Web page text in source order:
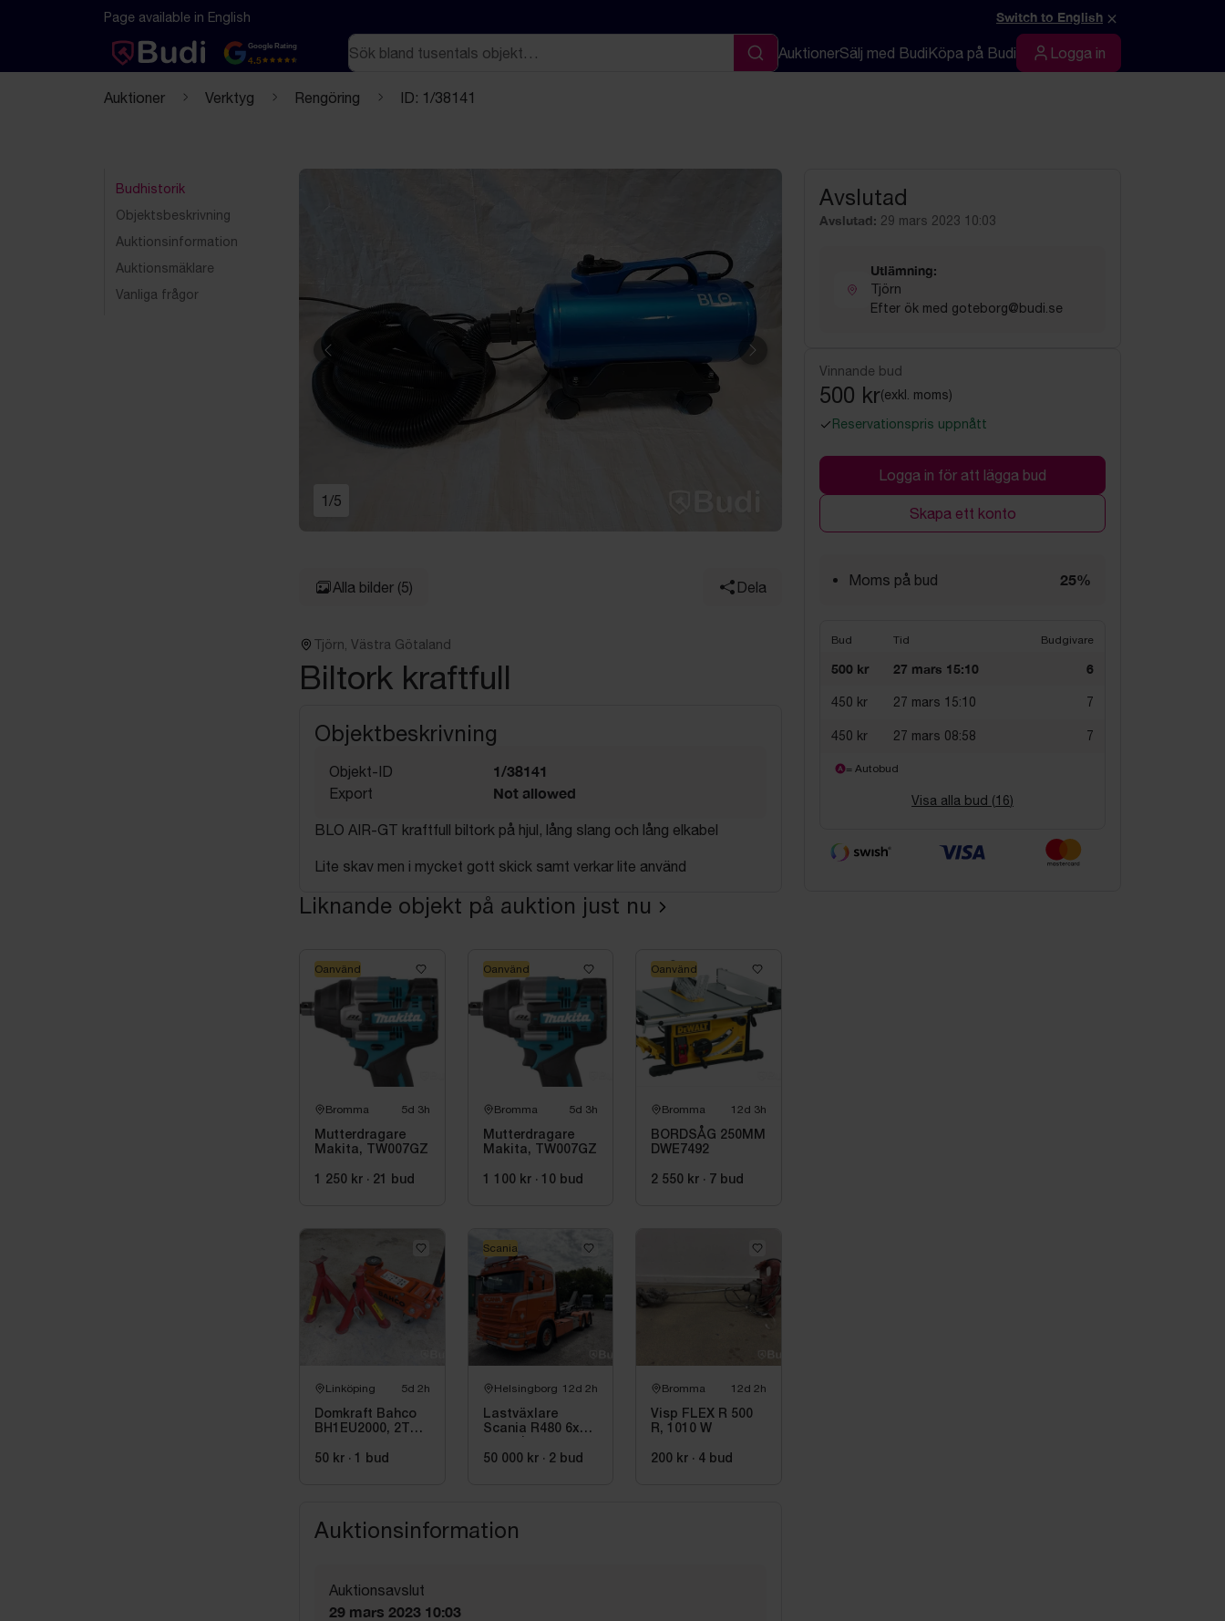
Hoppa till innehåll
Textbaserad (markdown) version av denna sida
Page available in English Switch to English ×
Google Rating
4.5
Sök
Sök
AuktionerSälj med BudiKöpa på Budi Logga in
Logga in
Auktioner Verktyg Rengöring ID: 1/38141
Budhistorik
Objektsbeskrivning
Auktionsinformation
Auktionsmäklare
Vanliga frågor
Föregående Nästa
1 /5
Alla bilder (5) Dela
Tjörn, Västra Götaland
Biltork kraftfull
Objektbeskrivning
Objekt-ID 1/38141
Export Not allowed
BLO AIR-GT kraftfull biltork på hjul, lång slang och lång elkabel
Lite skav men i mycket gott skick samt verkar lite använd
Liknande objekt på auktion just nu
Bromma 5d 3h
Mutterdragare
Makita, TW007GZ
1 250 kr · 21 bud
Oanvänd
Bromma 5d 3h
Mutterdragare
Makita, TW007GZ
1 100 kr · 10 bud
Oanvänd
Bromma 12d 3h
BORDSÅG 250MM
DWE7492
2 550 kr · 7 bud
Oanvänd
Linköping 5d 2h
Domkraft Bahco
BH1EU2000, 2T
pallbockar
50 kr · 1 bud
Helsingborg 12d 2h
Lastväxlare
Scania R480 6x2
ton
50 000 kr · 2 bud
Scania
Bromma 12d 2h
Visp FLEX R 500
R, 1010 W
200 kr · 4 bud
Auktionsinformation
Auktionsavslut
29 mars 2023 10:03
Avslutad
Avslutad: 29 mars 2023 10:03
Utlämning:
Tjörn
Efter ök med goteborg@budi.se
Vinnande bud
500 kr(exkl. moms)
Reservationspris uppnått
Logga in för att lägga bud
Skapa ett konto
Moms på bud 25%
Bud Tid Budgivare
500 kr 27 mars 15:10 6
450 kr 27 mars 15:10 7
450 kr 27 mars 08:58 7
= Autobud
Visa alla bud (16)